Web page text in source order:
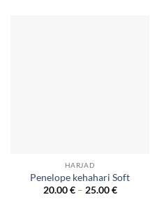
HARJAD
Penelope kehahari Soft
20.00€ – 25.00€Price